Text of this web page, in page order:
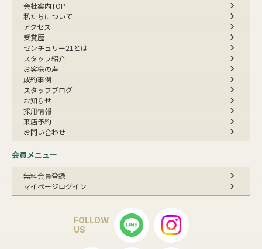
会社案内TOP
私たちについて
アクセス
受賞歴
センチュリー21とは
スタッフ紹介
お客様の声
成約事例
スタッフブログ
お知らせ
採用情報
来店予約
お問い合わせ
会員メニュー
無料会員登録
マイページログイン
FOLLOW
US